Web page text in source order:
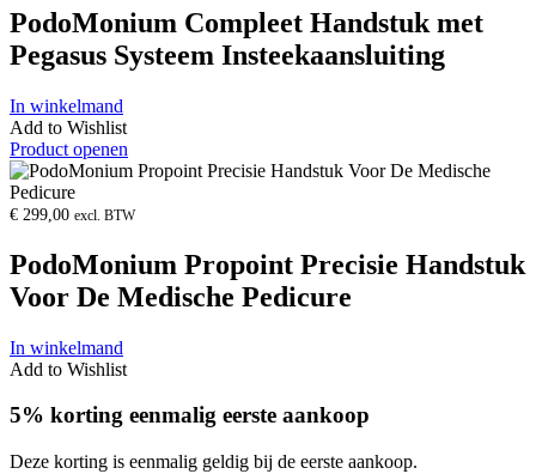
PodoMonium Compleet Handstuk met
Pegasus Systeem Insteekaansluiting
In winkelmand
Add to Wishlist
Product openen
€ 299,00 excl. BTW
PodoMonium Propoint Precisie Handstuk
Voor De Medische Pedicure
In winkelmand
Add to Wishlist
5% korting eenmalig eerste aankoop
Deze korting is eenmalig geldig bij de eerste aankoop.